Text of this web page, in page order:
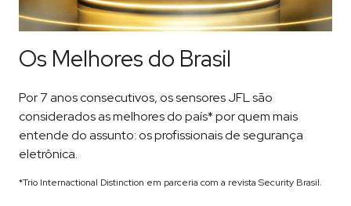
Os Melhores do Brasil
Por 7 anos consecutivos, os sensores JFL são
considerados as melhores do país* por quem mais
entende do assunto: os profissionais de segurança
eletrônica.
*Trio Internactional Distinction em parceria com a revista Security Brasil.